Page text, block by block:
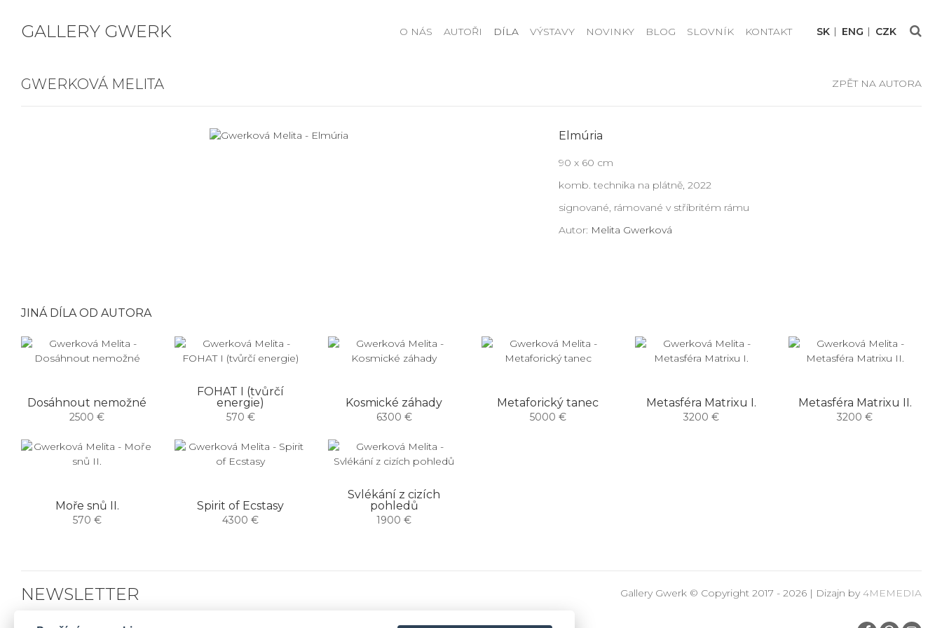
GALLERY GWERK O NÁS AUTOŘI DÍLA VÝSTAVY NOVINKY BLOG SLOVNÍK KONTAKT SK ENG CZK
GWERKOVÁ MELITA ZPĚT NA AUTORA
Elmúria
90 x 60 cm
komb. technika na plátně, 2022
signované, rámované v stříbritém rámu
Autor: Melita Gwerková
JINÁ DÍLA OD AUTORA
Dosáhnout nemožné
2500 €
FOHAT I (tvůrčí
energie)
570 €
Kosmické záhady
6300 €
Metaforický tanec
5000 €
Metasféra Matrixu I.
3200 €
Metasféra Matrixu II.
3200 €
Moře snů II.
570 €
Spirit of Ecstasy
4300 €
Svlékání z cizích
pohledů
1900 €
NEWSLETTER Gallery Gwerk © Copyright 2017 - 2026 | Dizajn by 4MEMEDIA